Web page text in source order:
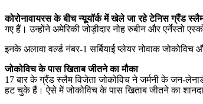
कोरोनावायरस के बीच न्यूयॉर्क में खेले जा रहे टेनिस ग्रैंड
गए हैं। उन्होंने अमेरिकी जोड़ीदार नोह रुबीन और एर्नेस्तो
इनके अलावा वर्ल्ड नंबर-1 सर्बियाई प्लेयर नोवाक
जोकोविच के पास खिताब जीतने का मौका
17 बार के ग्रैंड स्लैम विजेता जोकोविच ने जर्मनी के जन-
हट चुके हैं। ऐसे में जोकोविच के पास खिताब जीतने का